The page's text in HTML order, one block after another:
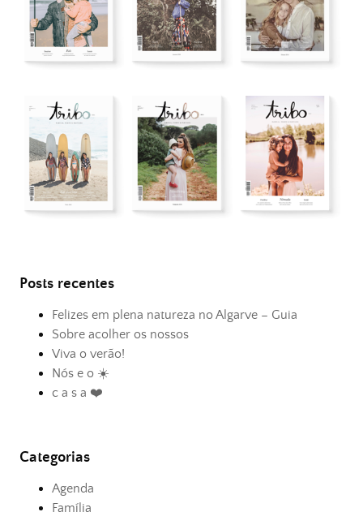
Posts recentes
Felizes em plena natureza no Algarve – Guia
Sobre acolher os nossos
Viva o verão!
Nós e o ☀️
c a s a ❤️
Categorias
Agenda
Família